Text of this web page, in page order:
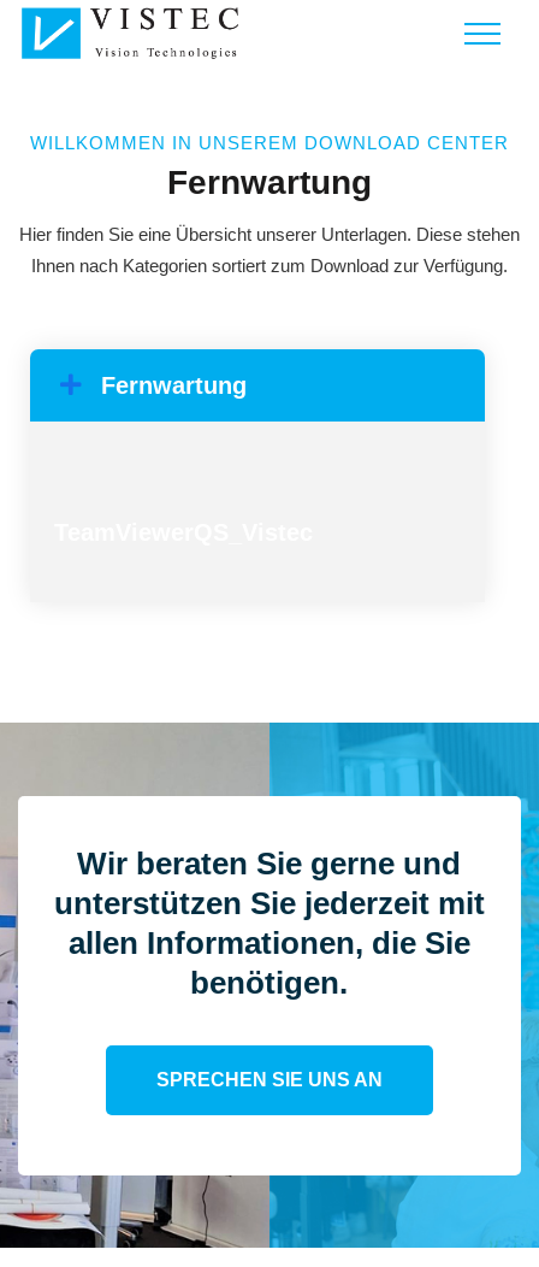
WILLKOMMEN IN UNSEREM DOWNLOAD CENTER
Fernwartung
Hier finden Sie eine Übersicht unserer Unterlagen. Diese stehen
Ihnen nach Kategorien sortiert zum Download zur Verfügung.
Fernwartung
Wir beraten Sie gerne und
unterstützen Sie jederzeit mit
allen Informationen, die Sie
benötigen.
SPRECHEN SIE UNS AN